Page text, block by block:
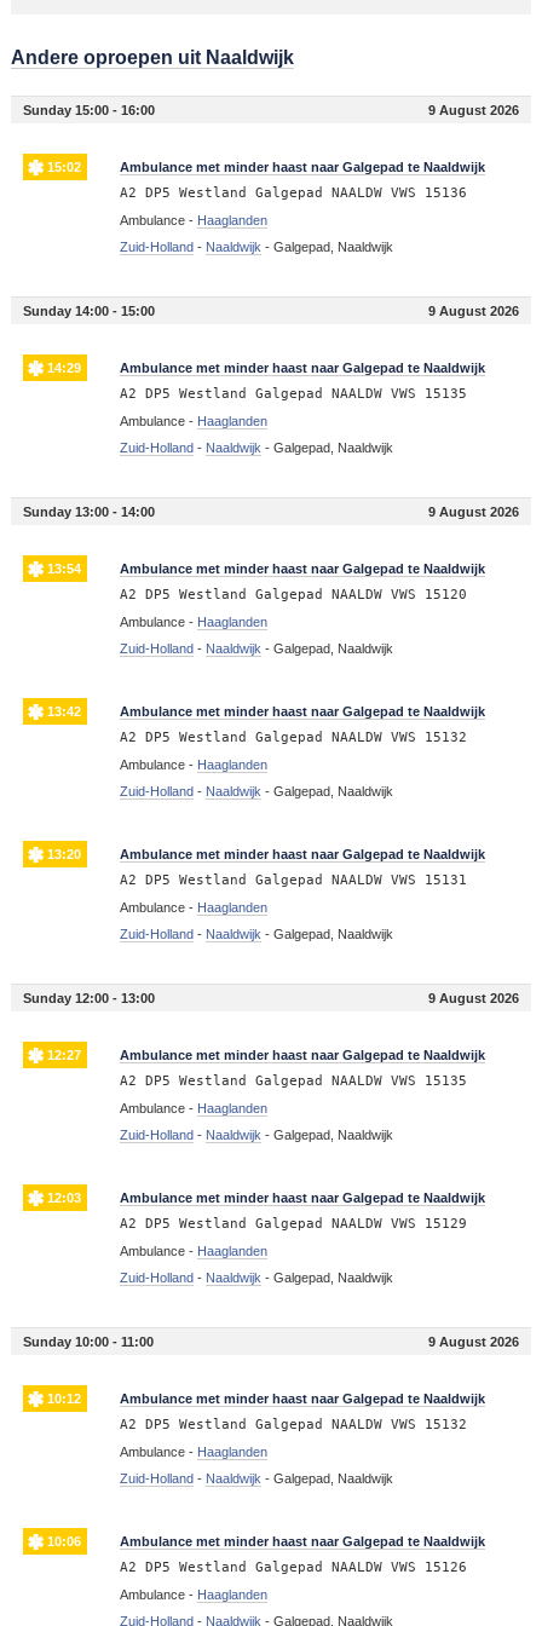
Andere oproepen uit Naaldwijk
Sunday 15:00 - 16:00 9 August 2026
15:02 Ambulance met minder haast naar Galgepad te Naaldwijk
A2 DP5 Westland Galgepad NAALDW VWS 15136
Ambulance - Haaglanden
Zuid-Holland - Naaldwijk- Galgepad, Naaldwijk
Sunday 14:00 - 15:00 9 August 2026
14:29 Ambulance met minder haast naar Galgepad te Naaldwijk
A2 DP5 Westland Galgepad NAALDW VWS 15135
Ambulance - Haaglanden
Zuid-Holland - Naaldwijk- Galgepad, Naaldwijk
Sunday 13:00 - 14:00 9 August 2026
13:54 Ambulance met minder haast naar Galgepad te Naaldwijk
A2 DP5 Westland Galgepad NAALDW VWS 15120
Ambulance - Haaglanden
Zuid-Holland - Naaldwijk- Galgepad, Naaldwijk
13:42 Ambulance met minder haast naar Galgepad te Naaldwijk
A2 DP5 Westland Galgepad NAALDW VWS 15132
Ambulance - Haaglanden
Zuid-Holland - Naaldwijk- Galgepad, Naaldwijk
13:20 Ambulance met minder haast naar Galgepad te Naaldwijk
A2 DP5 Westland Galgepad NAALDW VWS 15131
Ambulance - Haaglanden
Zuid-Holland - Naaldwijk- Galgepad, Naaldwijk
Sunday 12:00 - 13:00 9 August 2026
12:27 Ambulance met minder haast naar Galgepad te Naaldwijk
A2 DP5 Westland Galgepad NAALDW VWS 15135
Ambulance - Haaglanden
Zuid-Holland - Naaldwijk- Galgepad, Naaldwijk
12:03 Ambulance met minder haast naar Galgepad te Naaldwijk
A2 DP5 Westland Galgepad NAALDW VWS 15129
Ambulance - Haaglanden
Zuid-Holland - Naaldwijk- Galgepad, Naaldwijk
Sunday 10:00 - 11:00 9 August 2026
10:12 Ambulance met minder haast naar Galgepad te Naaldwijk
A2 DP5 Westland Galgepad NAALDW VWS 15132
Ambulance - Haaglanden
Zuid-Holland - Naaldwijk- Galgepad, Naaldwijk
10:06 Ambulance met minder haast naar Galgepad te Naaldwijk
A2 DP5 Westland Galgepad NAALDW VWS 15126
Ambulance - Haaglanden
Zuid-Holland - Naaldwijk- Galgepad, Naaldwijk